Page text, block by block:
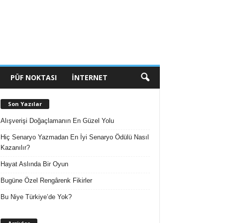
PÜF NOKTASI İNTERNET
Son Yazılar
Alışverişi Doğaçlamanın En Güzel Yolu
Hiç Senaryo Yazmadan En İyi Senaryo Ödülü Nasıl
Kazanılır?
Hayat Aslında Bir Oyun
Bugüne Özel Rengârenk Fikirler
Bu Niye Türkiye’de Yok?